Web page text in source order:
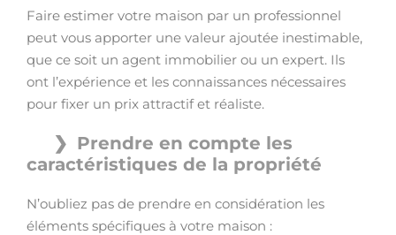
Faire estimer votre maison par un professionnel
peut vous apporter une valeur ajoutée inestimable,
que ce soit un agent immobilier ou un expert. Ils
ont l’expérience et les connaissances nécessaires
pour fixer un prix attractif et réaliste.
Prendre en compte les
caractéristiques de la propriété
N’oubliez pas de prendre en considération les
éléments spécifiques à votre maison :